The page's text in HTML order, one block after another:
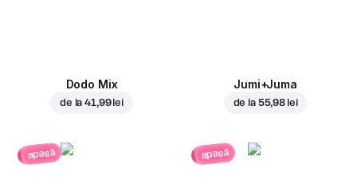
Dodo Mix
de la41,99 lei
Jumi+Juma
de la 55,98 lei
apasă apasă